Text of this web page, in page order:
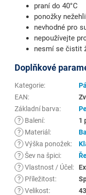
praní do 40°C
ponožky
nevhodné pro
nepoužívejte
nesmí se čistit
Doplňkové
Kategorie:
EAN:
Základní barva:
?
Balení:
1
?
Materiál :
? Výška ponožek:
? Šev na špici:
? Vlastnost / Účel :
?
Příležitost:
? Velikost: